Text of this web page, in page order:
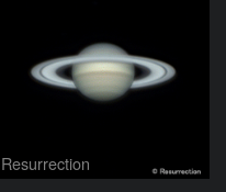
Resurrection